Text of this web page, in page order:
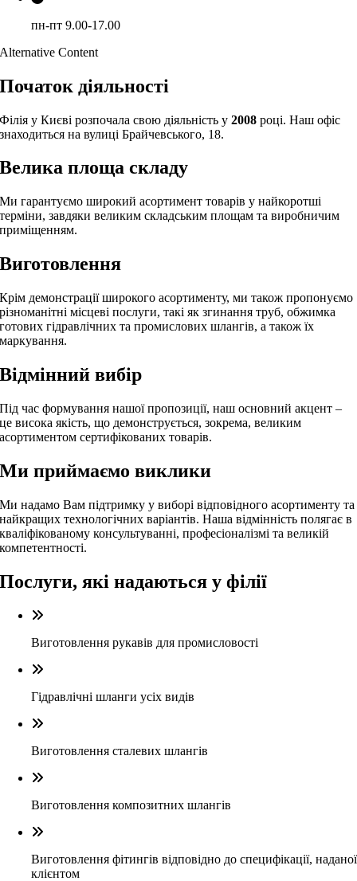
пн-пт 9.00-17.00
Alternative Content
Початок діяльності
Філія у Києві розпочала свою діяльність у2008 році. Наш офіс
знаходиться на вулиці Брайчевського, 18.
Велика площа складу
Ми гарантуємо широкий асортимент товарів у найкоротші
терміни, завдяки великим складським площам та виробничим
приміщенням.
Виготовлення
Крім демонстрації широкого асортименту, ми також пропонуємо
різноманітні місцеві послуги, такі як згинання труб, обжимка
готових гідравлічних та промислових шлангів, а також їх
маркування.
Відмінний вибір
Під час формування нашої пропозиції, наш основний акцент –
це висока якість, що демонструється, зокрема, великим
асортиментом сертифікованих товарів.
Ми приймаємо виклики
Ми надамо Вам підтримку у виборі відповідного асортименту та
найкращих технологічних варіантів. Наша відмінність полягає в
кваліфікованому консультуванні, професіоналізмі та великій
компетентності.
Послуги, які надаються у філії
Виготовлення рукавів для промисловості
Гідравлічні шланги усіх видів
Виготовлення сталевих шлангів
Виготовлення композитних шлангів
Виготовлення фітингів відповідно до специфікації, наданої
клієнтом